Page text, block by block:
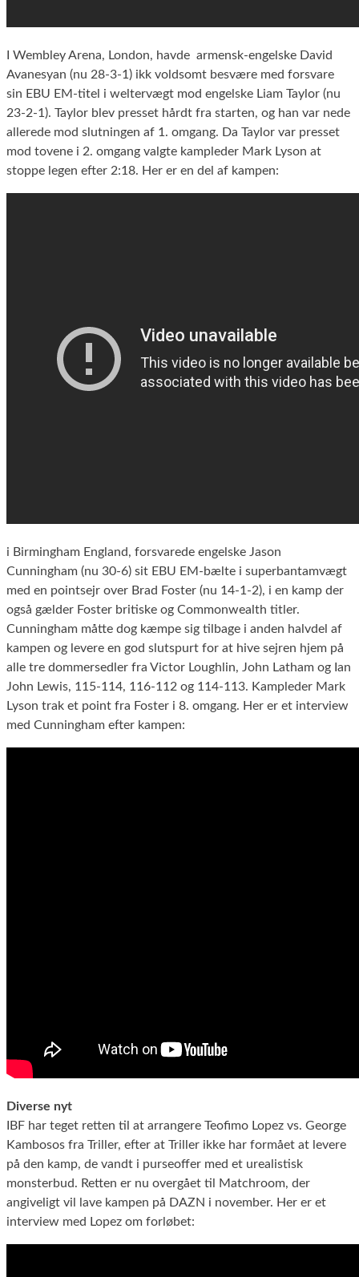
I Wembley Arena, London, havde armensk-engelske David
Avanesyan (nu 28-3-1) ikk voldsomt besvære med forsvare
sin EBU EM-titel i weltervægt mod engelske Liam Taylor (nu
23-2-1). Taylor blev presset hårdt fra starten, og han var nede
allerede mod slutningen af 1. omgang. Da Taylor var presset
mod tovene i 2. omgang valgte kampleder Mark Lyson at
stoppe legen efter 2:18. Her er en del af kampen:
i Birmingham England, forsvarede engelske Jason
Cunningham (nu 30-6) sit EBU EM-bælte i superbantamvægt
med en pointsejr over Brad Foster (nu 14-1-2), i en kamp der
også gælder Foster britiske og Commonwealth titler.
Cunningham måtte dog kæmpe sig tilbage i anden halvdel af
kampen og levere en god slutspurt for at hive sejren hjem på
alle tre dommersedler fra Victor Loughlin, John Latham og Ian
John Lewis, 115-114, 116-112 og 114-113. Kampleder Mark
Lyson trak et point fra Foster i 8. omgang. Her er et interview
med Cunningham efter kampen:
Diverse nyt
IBF har teget retten til at arrangere Teofimo Lopez vs. George
Kambosos fra Triller, efter at Triller ikke har formået at levere
på den kamp, de vandt i purseoffer med et urealistisk
monsterbud. Retten er nu overgået til Matchroom, der
angiveligt vil lave kampen på DAZN i november. Her er et
interview med Lopez om forløbet: